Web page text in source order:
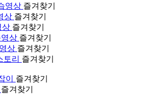
영상 즐겨찾기
상 즐겨찾기
상 즐겨찾기
상 즐겨찾기
상 즐겨찾기
토리 즐겨찾기
이
즐겨찾기
즐겨찾기